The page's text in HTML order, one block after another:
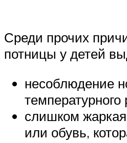
Среди прочих
потницы у детей
несоблюдение
слишком
или обувь,